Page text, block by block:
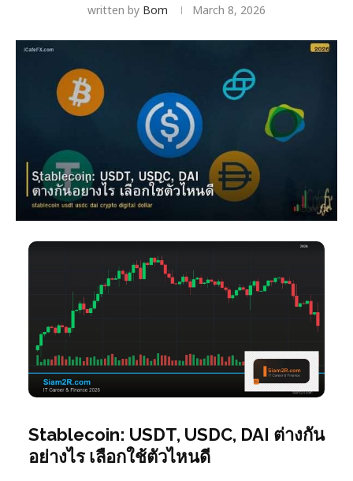
written by Bom March 8, 2026
Stablecoin: USDT, USDC, DAI ต่างกัน
อย่างไร เลือกใช้ตัวไหนดี